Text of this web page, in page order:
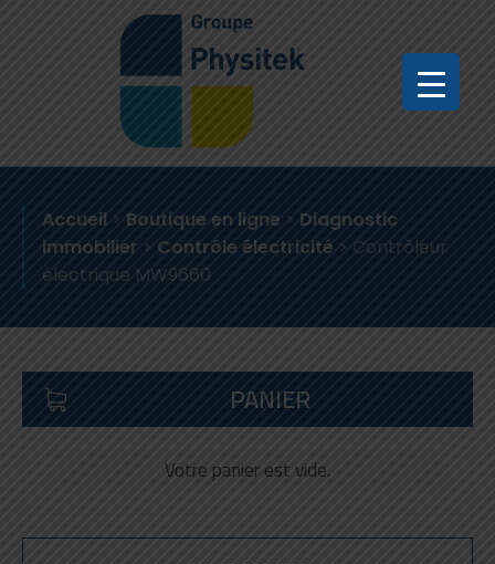
Accueil > Boutique en ligne > Diagnostic
immobilier > Contrôle électricité > Contrôleur
électrique MW9660
PANIER
Votre panier est vide.